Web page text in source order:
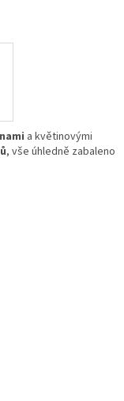
a květinovými
, vše úhledně zabaleno